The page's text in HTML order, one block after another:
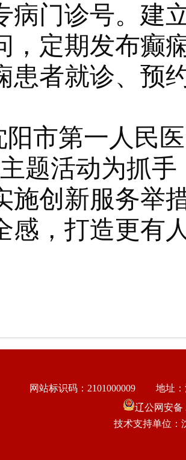
病门诊号。建
，定期发布癫
患者就诊、预
阳市第一人民
题活动为抓
施创新服务举
感，打造更有
网站标识码：2101000009
地址
辽公网安备
技术支持单位：